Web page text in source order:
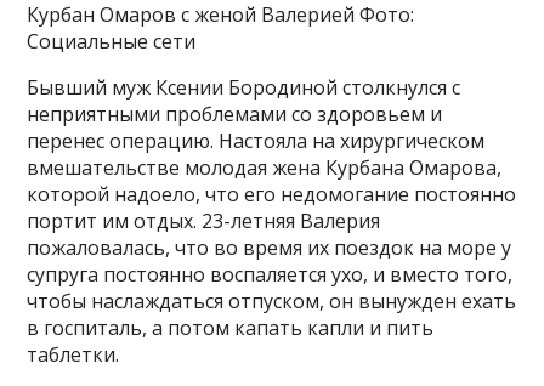
Курбан Омаров с женой Валерией Фото:
Социальные сети
Бывший муж Ксении Бородиной столкнулся с
неприятными проблемами со здоровьем и
перенес операцию. Настояла на хирургическом
вмешательстве молодая жена Курбана Омарова,
которой надоело, что его недомогание постоянно
портит им отдых. 23-летняя Валерия
пожаловалась, что во время их поездок на море у
супруга постоянно воспаляется ухо, и вместо того,
чтобы наслаждаться отпуском, он вынужден ехать
в госпиталь, а потом капать капли и пить
таблетки.